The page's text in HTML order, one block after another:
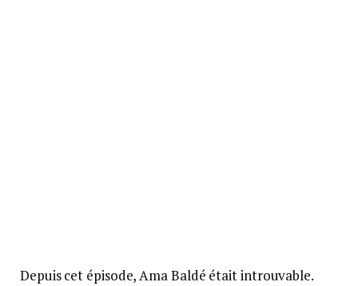
Depuis cet épisode, Ama Baldé était introuvable.